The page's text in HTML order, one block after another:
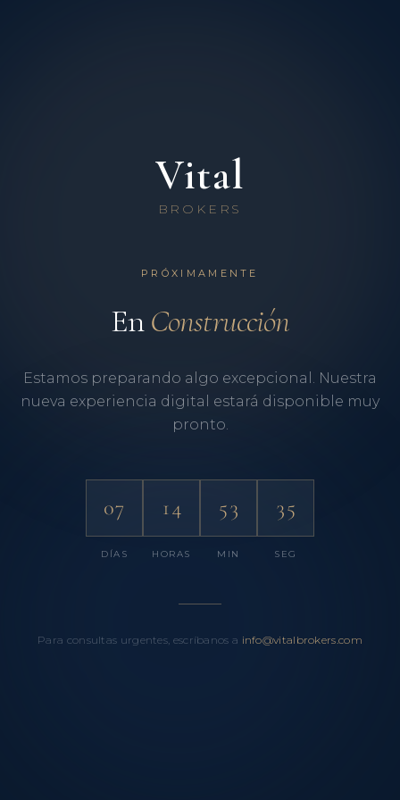
Vital
BROKERS
PRÓXIMAMENTE
EnConstrucción
Estamos preparando algo excepcional. Nuestra
nueva experiencia digital estará disponible muy
pronto.
07
DÍAS
14
HORAS
53
MIN
35
SEG
Para consultas urgentes, escríbanos a info@vitalbrokers.com